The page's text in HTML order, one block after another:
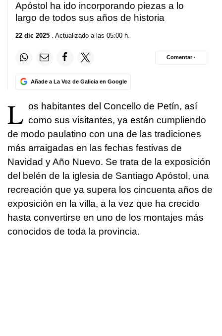
Apóstol ha ido incorporando piezas a lo
largo de todos sus años de historia
22 dic 2025 . Actualizado a las 05:00 h.
Añade a La Voz de Galicia en Google
Comentar ·
L os habitantes del Concello de Petín, así
como sus visitantes, ya están cumpliendo
de modo paulatino con una de las tradiciones
más arraigadas en las fechas festivas de
Navidad y Año Nuevo. Se trata de la exposición
del belén de la iglesia de Santiago Apóstol, una
recreación que ya supera los cincuenta años de
exposición en la villa, a la vez que ha crecido
hasta convertirse en uno de los montajes más
conocidos de toda la provincia.